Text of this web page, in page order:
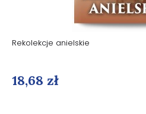
Rekolekcje anielskie
18,68 zł